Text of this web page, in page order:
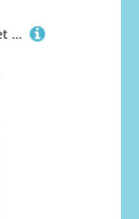
VANZACK Mini Schlagzeug Set mit Trommeln aus Sicherem Kunststoff Pädagogisches Percussion Mädchen und Jungen Ab Jahren Fördert Rhythmusgefühl und Hand Auge koordination